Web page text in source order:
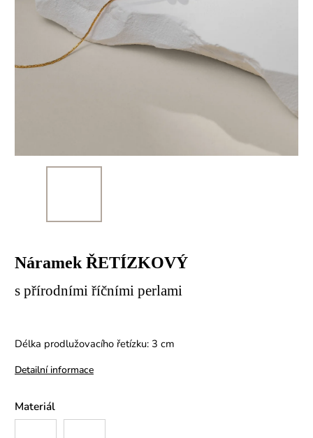
Náramek ŘETÍZKOVÝ
s přírodními říčními perlami
Délka prodlužovacího řetízku: 3 cm
Detailní informace
Materiál